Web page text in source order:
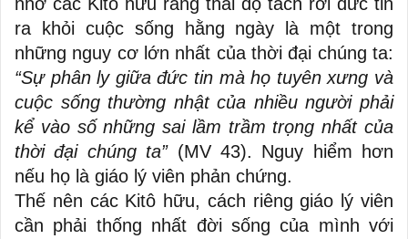
ra khỏi cuộc sống hằng ngày là một trong
những nguy cơ lớn nhất của thời đại chúng ta:
“Sự phân ly giữa đức tin mà họ tuyên xưng và
cuộc sống thường nhật của nhiều người phải
kể vào số những sai lầm trầm trọng nhất của
thời đại chúng ta” (MV 43). Nguy hiểm hơn
nếu họ là giáo lý viên phản chứng.
Thế nên các Kitô hữu, cách riêng giáo lý viên
cần phải thống nhất đời sống của mình với